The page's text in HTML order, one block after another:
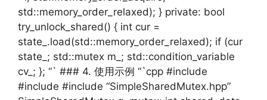
std::memory_order_relaxed); } private: bool
try_unlock_shared() { int cur =
state_.load(std::memory_order_relaxed); if (cur
state_; std::mutex m_; std::condition_variable
cv_; }; “` ### 4. 使用示例 “`cpp #include
#include #include “SimpleSharedMutex.hpp”